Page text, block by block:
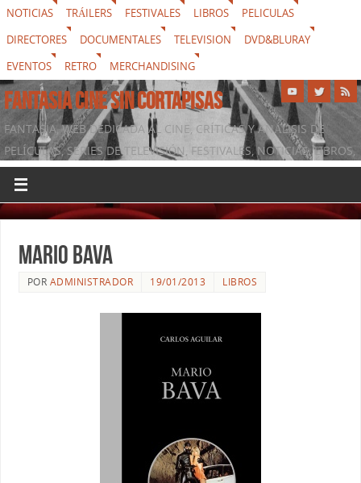
NOTICIAS TRÁILERS FESTIVALES LIBROS
PELICULAS
DIRECTORES
DOCUMENTALES TELEVISION
DVD&BLURAY
EVENTOS
RETRO MERCHANDISING
FANTASIA CINE SIN CORTAPISAS
FANTASIA, WEB DEDICADA AL CINE, CRÍTICAS Y ANÁLISIS DE
PELÍCULAS, SERIES DE TELEVISIÓN, FESTIVALES, NOTICIAS, LIBROS,
DVD & BLURAY, MERCHANDISING Y TODO LO QUE RODEA AL
SÉPTIMO ARTE
Mario Bava
POR ADMINISTRADOR 19/01/2013 LIBROS